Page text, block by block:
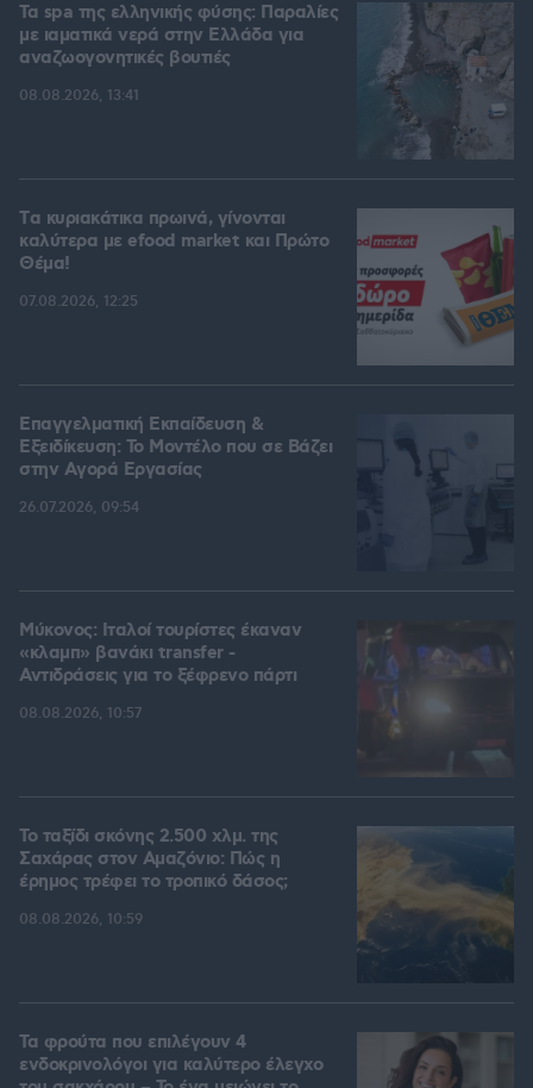
Τα spa της ελληνικής φύσης: Παραλίες
με ιαματικά νερά στην Ελλάδα για
αναζωογονητικές βουτιές
08.08.2026, 13:41
Tα κυριακάτικα πρωινά, γίνονται
καλύτερα με efood market και Πρώτο
Θέμα!
07.08.2026, 12:25
Επαγγελματική Εκπαίδευση &
Εξειδίκευση: Το Mοντέλο που σε Bάζει
στην Aγορά Eργασίας
26.07.2026, 09:54
Μύκονος: Ιταλοί τουρίστες έκαναν
«κλαμπ» βανάκι transfer -
Αντιδράσεις για το ξέφρενο πάρτι
08.08.2026, 10:57
Το ταξίδι σκόνης 2.500 χλμ. της
Σαχάρας στον Αμαζόνιο: Πώς η
έρημος τρέφει το τροπικό δάσος;
08.08.2026, 10:59
Τα φρούτα που επιλέγουν 4
ενδοκρινολόγοι για καλύτερο έλεγχο